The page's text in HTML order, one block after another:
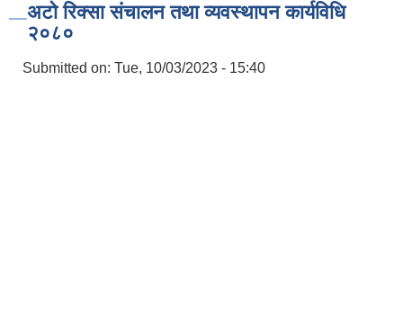
अटो रिक्सा संचालन तथा व्यवस्थापन कार्यविधि
२०८०
Submitted on: Tue, 10/03/2023 - 15:40